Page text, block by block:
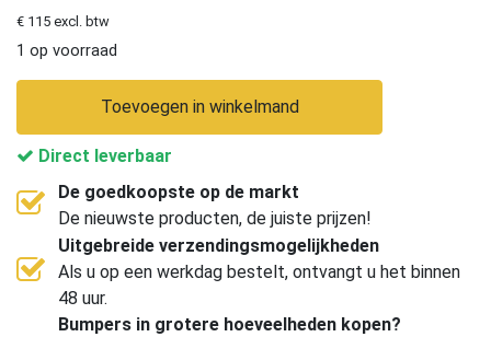
€ 115 excl. btw
1 op voorraad
Toevoegen in winkelmand
Direct leverbaar
De goedkoopste op de markt
De nieuwste producten, de juiste prijzen!
Uitgebreide verzendingsmogelijkheden
Als u op een werkdag bestelt, ontvangt u het binnen
48 uur.
Bumpers in grotere hoeveelheden kopen?